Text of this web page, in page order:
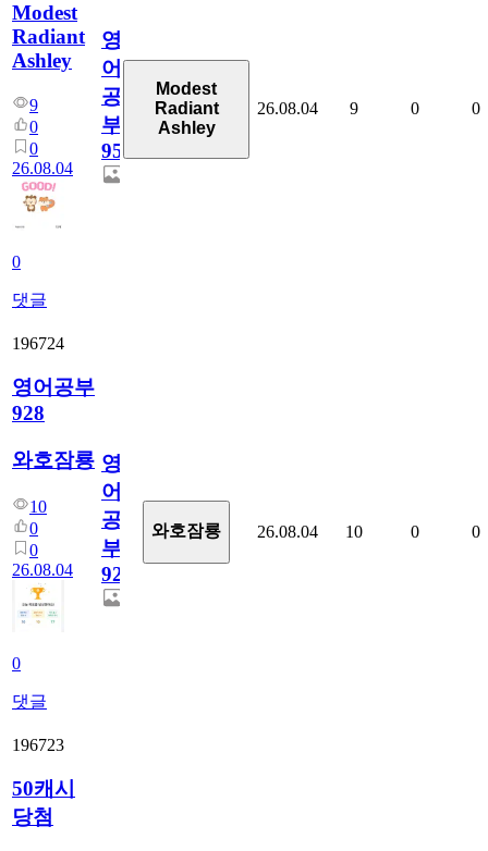
Modest
Radiant
Ashley
9
0
0
26.08.04
0
댓글
영
어
공
부
95
Modest
Radiant
Ashley
26.08.04 9 0 0
196724
영어공부
928
와호잠룡
10
0
0
26.08.04
0
댓글
영
어
공
부
928
와호잠룡 26.08.04 10 0 0
196723
50캐시
당첨